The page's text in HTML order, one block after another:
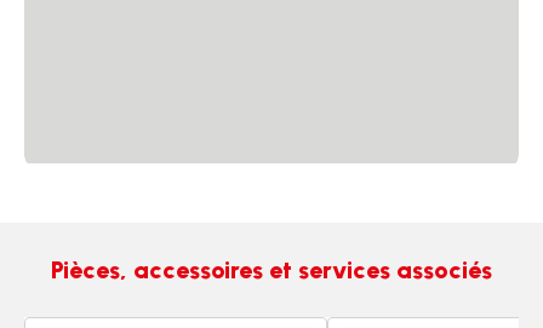
Pièces, accessoires et services associés